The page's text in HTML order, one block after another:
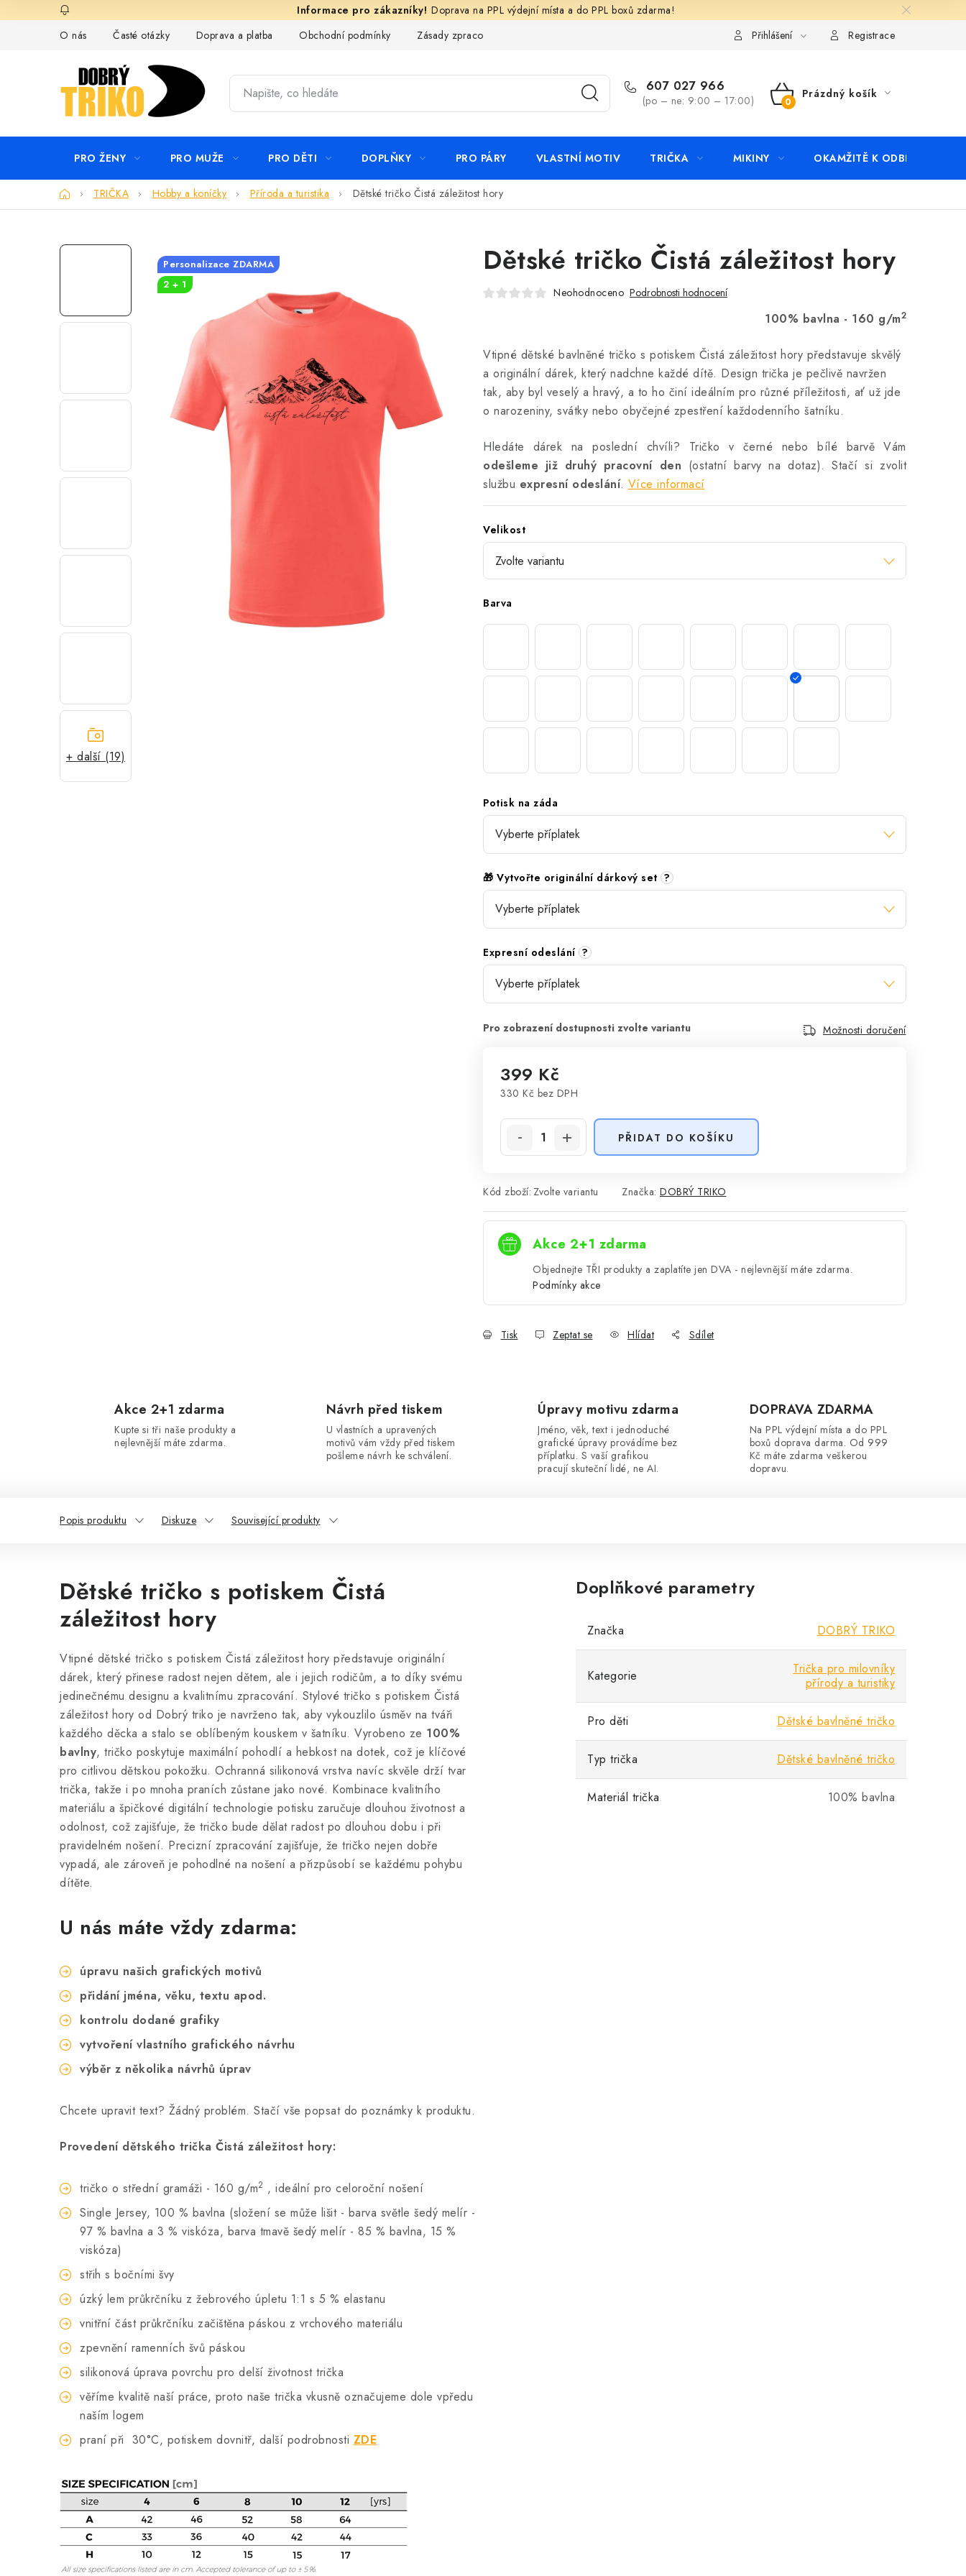
na
Doprava na PPL výdejní místa a do PPL boxů zdarma!
O nás
Časté otázky Doprava a platba Obchodní podmínky Zásady zpracování ochrany osobních údajů KontaktyPřihlášení Registrace
607 027 966
(po – ne: 9:00 – 17:00)
NÁKUPNÍ
Prázdný košík
PRO ŽENY PRO MUŽE PRO DĚTI DOPLŇKY PRO PÁRY VLASTNÍ MOTIV TRIČKA MIKINY OKAMŽITĚ K ODBĚRU
DomůTRIČKA Hobby a koníčky Příroda a turistika Dětské tričko Čistá záležitost hory
+ další (19)
Dětské tričko Čistá záležitost hory
Neohodnoceno Podrobnosti hodnocení
100% bavlna - 160 g/m2
Vtipné dětské bavlněné tričko s potiskem Čistá záležitost hory představuje skvělý
a originální dárek, který nadchne každé dítě. Design trička je pečlivě navržen
tak, aby byl veselý a hravý, a to ho činí ideálním pro různé příležitosti, ať už jde
o narozeniny, svátky nebo obyčejné zpestření každodenního šatníku.
Hledáte dárek na poslední chvíli? Tričko v černé nebo bílé barvě Vám
odešleme již druhý pracovní den (ostatní barvy na dotaz). Stačí si zvolit
službu expresní odeslání. Více informací
Velikost
Barva
Potisk na záda
🎁 Vytvořte originální dárkový set ?
Expresní odeslání ?
Možnosti doručení
399 Kč
330 Kč bez DPH
PŘIDAT DO KOŠÍKU
Kód zboží: Zvolte variantu Značka: DOBRÝ TRIKO
Akce 2+1 zdarma
Objednejte TŘI produkty a zaplatíte jen DVA - nejlevnější máte zdarma.
Podmínky akce
Tisk Zeptat se Hlídat Sdílet
Personalizace ZDARMA
2 + 1
Akce 2+1 zdarma
Kupte si tři naše produkty a
nejlevnější máte zdarma.
Návrh před tiskem
U vlastních a upravených
motivů vám vždy před tiskem
pošleme návrh ke schválení.
Úpravy motivu zdarma
Jméno, věk, text i jednoduché
grafické úpravy provádíme bez
příplatku. S vaší grafikou
pracují skuteční lidé, ne AI.
DOPRAVA ZDARMA
Na PPL výdejní místa a do PPL
boxů doprava darma. Od 999
Kč máte zdarma veškerou
dopravu.
Popis produktu Diskuze Související produkty
Dětské tričko s potiskem Čistá
záležitost hory
Vtipné dětské tričko s potiskem Čistá záležitost hory představuje originální
dárek, který přinese radost nejen dětem, ale i jejich rodičům, a to díky svému
jedinečnému designu a kvalitnímu zpracování. Stylové tričko s potiskem Čistá
záležitost hory od Dobrý triko je navrženo tak, aby vykouzlilo úsměv na tváři
každého děcka a stalo se oblíbeným kouskem v šatníku. Vyrobeno ze 100%
bavlny, tričko poskytuje maximální pohodlí a hebkost na dotek, což je klíčové
pro citlivou dětskou pokožku. Ochranná silikonová vrstva navíc skvěle drží tvar
trička, takže i po mnoha praních zůstane jako nové. Kombinace kvalitního
materiálu a špičkové digitální technologie potisku zaručuje dlouhou životnost a
odolnost, což zajišťuje, že tričko bude dělat radost po dlouhou dobu i při
pravidelném nošení. Precizní zpracování zajišťuje, že tričko nejen dobře
vypadá, ale zároveň je pohodlné na nošení a přizpůsobí se každému pohybu
dítěte.
U nás máte vždy zdarma:
úpravu našich grafických motivů
přidání jména, věku, textu apod.
kontrolu dodané grafiky
vytvoření vlastního grafického návrhu
výběr z několika návrhů úprav
Chcete upravit text? Žádný problém. Stačí vše popsat do poznámky k produktu.
Provedení dětského trička Čistá záležitost hory:
tričko o střední gramáži - 160 g/m2 , ideální pro celoroční nošení
Single Jersey, 100 % bavlna (složení se může lišit - barva světle šedý melír -
97 % bavlna a 3 % viskóza, barva tmavě šedý melír - 85 % bavlna, 15 %
viskóza)
střih s bočními švy
úzký lem průkrčníku z žebrového úpletu 1:1 s 5 % elastanu
vnitřní část průkrčníku začištěna páskou z vrchového materiálu
zpevnění ramenních švů páskou
silikonová úprava povrchu pro delší životnost trička
věříme kvalitě naší práce, proto naše trička vkusně označujeme dole vpředu
naším logem
praní při 30°C, potiskem dovnitř, další podrobnosti ZDE
Doplňkové parametry
Značka DOBRÝ TRIKO
Kategorie
Trička pro milovníky
přírody a turistiky
Pro děti Dětské bavlněné tričko
Typ trička Dětské bavlněné tričko
Materiál trička 100% bavlna